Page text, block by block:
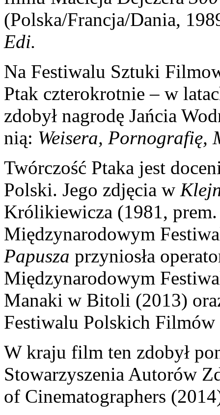
(Polska/Francja/Dania,
Edi.
Na Festiwalu Sztuki
Ptak czterokrotnie – w
zdobył nagrodę Jańcia
nią: Weisera, Pornografię,
Twórczość Ptaka jest
Polski. Jego zdjęcia w
Królikiewicza (1981,
Międzynarodowym
Papusza przyniosła
Międzynarodowym
Manaki w Bitoli (2013)
Festiwalu Polskich
W kraju film ten zdobył
Stowarzyszenia Autorów
of Cinematographers